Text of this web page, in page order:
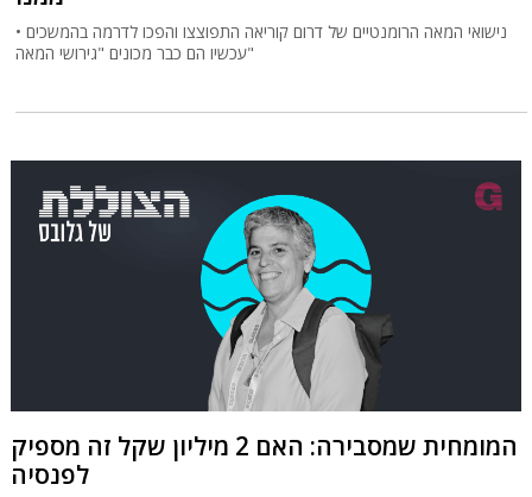
נישואי המאה הרומנטיים של דרום קוריאה התפוצצו והפכו לדרמה בהמשכים •
עכשיו הם כבר מכונים "גירושי המאה"
המומחית שמסבירה: האם 2 מיליון שקל זה מספיק
לפנסיה